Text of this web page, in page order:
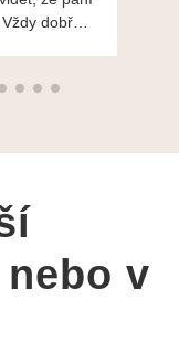
dobře a
v